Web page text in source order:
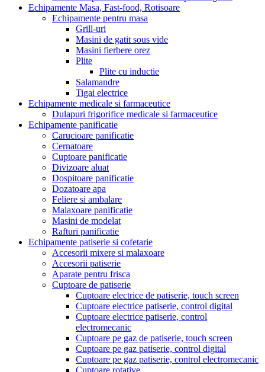
Echipamente Masa, Fast-food, Rotisoare
Echipamente pentru masa
Grill-uri
Masini de gatit sous vide
Masini fierbere orez
Plite
Plite cu inductie
Salamandre
Tigai electrice
Echipamente medicale si farmaceutice
Dulapuri frigorifice medicale si farmaceutice
Echipamente panificatie
Carucioare panificatie
Cernatoare
Cuptoare panificatie
Divizoare aluat
Dospitoare panificatie
Dozatoare apa
Feliere si ambalare
Malaxoare panificatie
Masini de modelat
Rafturi panificatie
Echipamente patiserie si cofetarie
Accesorii mixere si malaxoare
Accesorii patiserie
Aparate pentru frisca
Cuptoare de patiserie
Cuptoare electrice de patiserie, touch screen
Cuptoare electrice patiserie, control digital
Cuptoare electrice patiserie, control
electromecanic
Cuptoare pe gaz de patiserie, touch screen
Cuptoare pe gaz patiserie, control digital
Cuptoare pe gaz patiserie, control electromecanic